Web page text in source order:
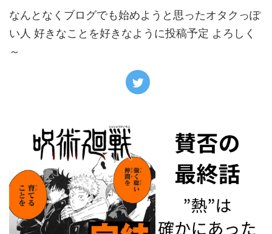
なんとなくブログでも始めようと思ったオタクっぽ
い人 好きなことを好きなように投稿予定 よろしく
～